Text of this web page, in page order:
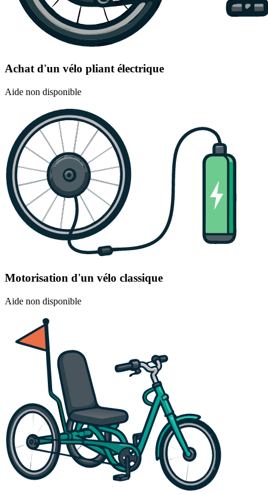
Achat d'un vélo pliant électrique
Aide non disponible
Motorisation d'un vélo classique
Aide non disponible